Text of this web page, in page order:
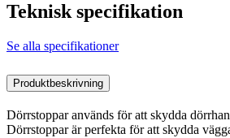
Teknisk specifikation
Se alla specifikationer
Produktbeskrivning
Dörrstoppar används för att skydda
Dörrstoppar är perfekta för att skydda